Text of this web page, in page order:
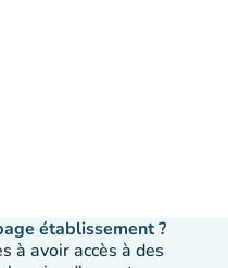
établissement ?
à avoir accès à des